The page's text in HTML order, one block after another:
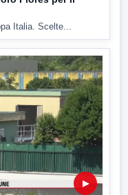
Italia. Scelte...
▶